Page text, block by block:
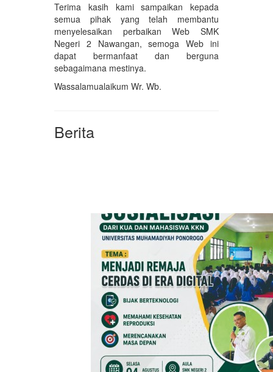
Terima kasih kami sampaikan kepada
semua pihak yang telah membantu
menyelesaikan perbaikan Web SMK
Negeri 2 Nawangan, semoga Web ini
dapat bermanfaat dan berguna
sebagaimana mestinya.
Wassalamualaikum Wr. Wb.
Berita